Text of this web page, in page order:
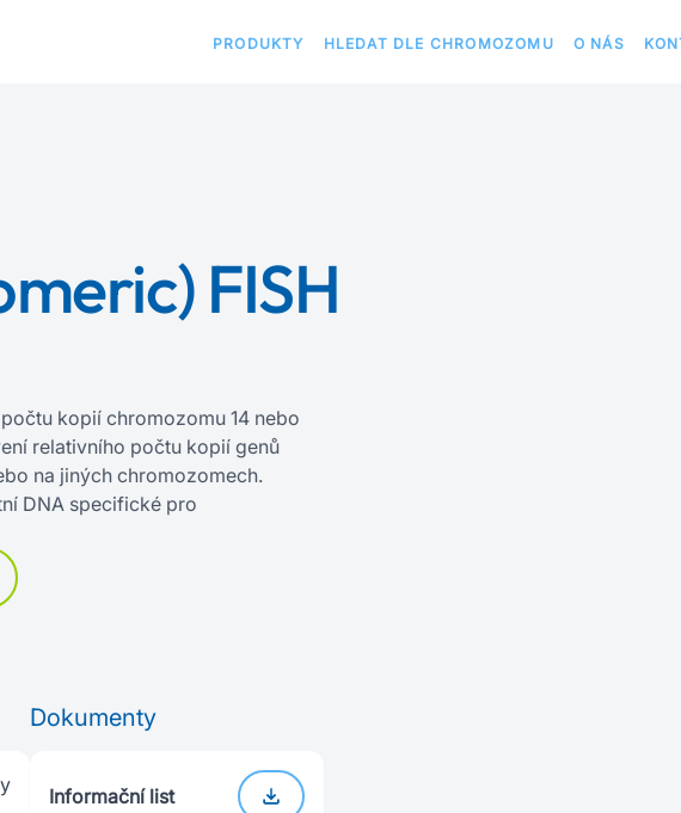
PRODUKTY HLEDAT DLE CHROMOZOMU O NÁS
FISH
kopií chromozomu 14 nebo
relativního počtu kopií genů
na jiných chromozomech.
DNA specifické pro
Dokumenty
Informační list